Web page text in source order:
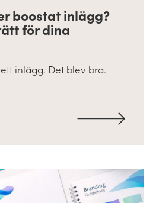
boostat inlägg?
för dina
inlägg. Det blev bra.